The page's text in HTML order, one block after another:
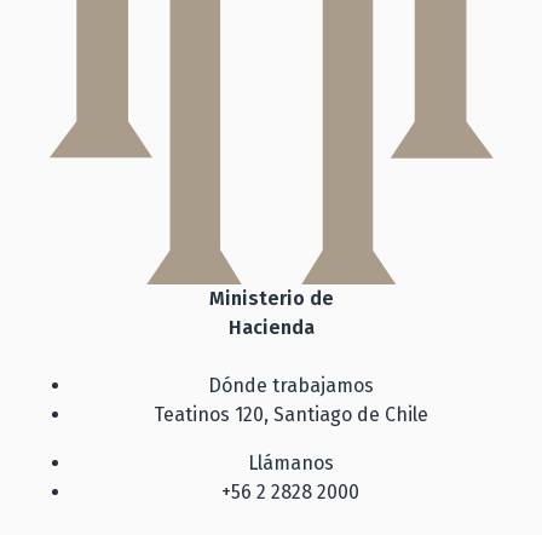
Ministerio de
Hacienda
Dónde trabajamos
Teatinos 120, Santiago de Chile
Llámanos
+56 2 2828 2000